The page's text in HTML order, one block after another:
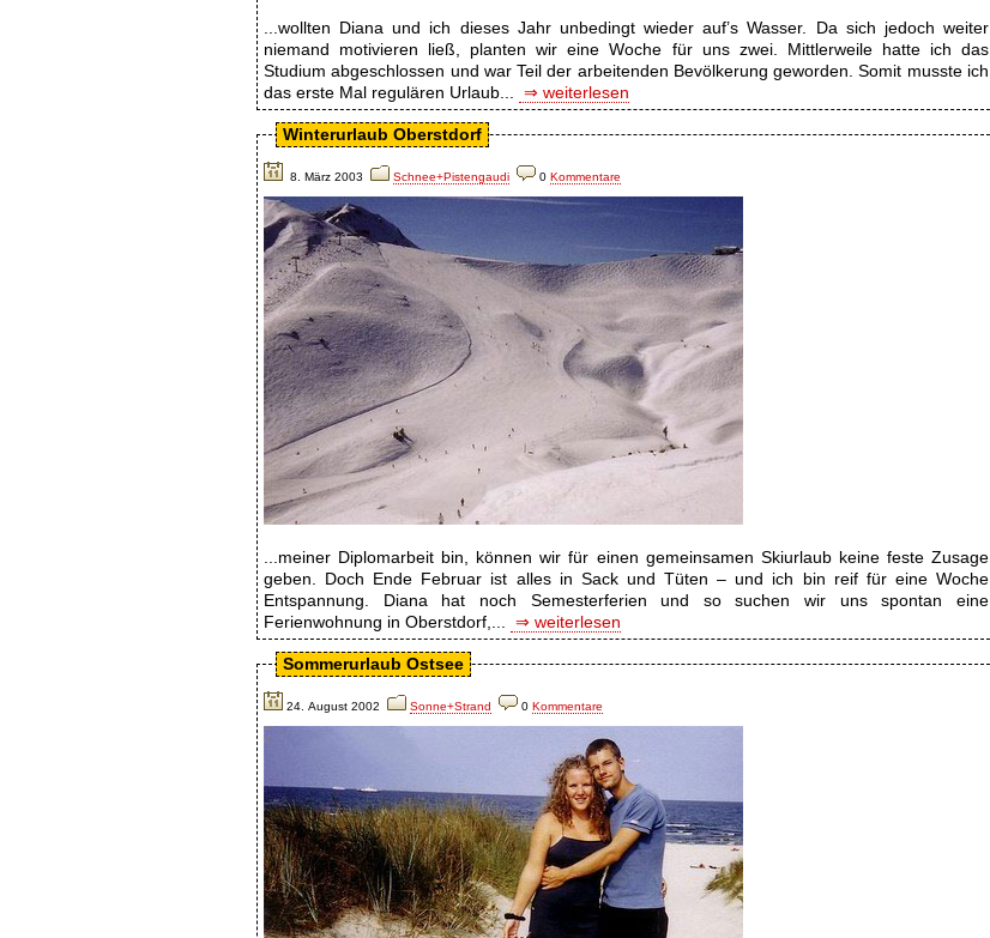
...wollten Diana und ich dieses Jahr unbedingt wieder auf’s Wasser. Da sich jedoch weiter
niemand motivieren ließ, planten wir eine Woche für uns zwei. Mittlerweile hatte ich das
Studium abgeschlossen und war Teil der arbeitenden Bevölkerung geworden. Somit musste ich
das erste Mal regulären Urlaub...
⇒ weiterlesen
Winterurlaub Oberstdorf
8. März 2003 Schnee+Pistengaudi 0 Kommentare
...meiner Diplomarbeit bin, können wir für einen gemeinsamen Skiurlaub keine feste Zusage
geben. Doch Ende Februar ist alles in Sack und Tüten – und ich bin reif für eine Woche
Entspannung. Diana hat noch Semesterferien und so suchen wir uns spontan eine
Ferienwohnung in Oberstdorf,...
⇒ weiterlesen
Sommerurlaub Ostsee
24. August 2002 Sonne+Strand 0 Kommentare